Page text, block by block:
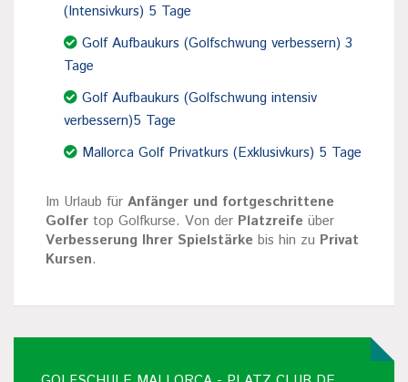
(Intensivkurs) 5 Tage
Golf Aufbaukurs (Golfschwung verbessern) 3
Tage
Golf Aufbaukurs (Golfschwung intensiv
verbessern)5 Tage
Mallorca Golf Privatkurs (Exklusivkurs) 5 Tage
Im Urlaub für Anfänger und fortgeschrittene
Golfer top Golfkurse. Von der Platzreife über
Verbesserung Ihrer Spielstärke bis hin zu Privat
Kursen.